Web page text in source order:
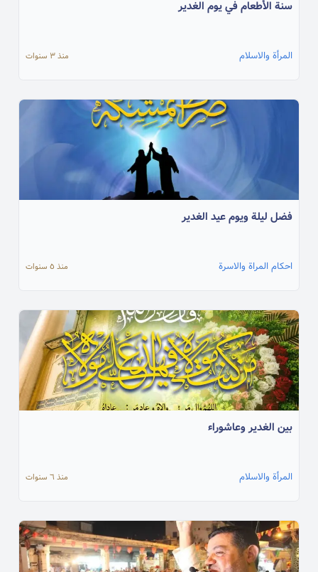
سنة الأطعام في يوم الغدير
المرأة والاسلام منذ ٣ سنوات
فضل ليلة ويوم عيد الغدير
احكام المراة والاسرة منذ ٥ سنوات
بين الغدير وعاشوراء
المرأة والاسلام منذ ٦ سنوات